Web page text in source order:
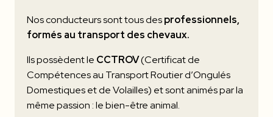
Nos conducteurs sont tous desprofessionnels,
formés au transport des chevaux.
Ils possèdent le CCTROV(Certificat de
Compétences au Transport Routier d’Ongulés
Domestiques et de Volailles) et sont animés par la
même passion : le bien-être animal.